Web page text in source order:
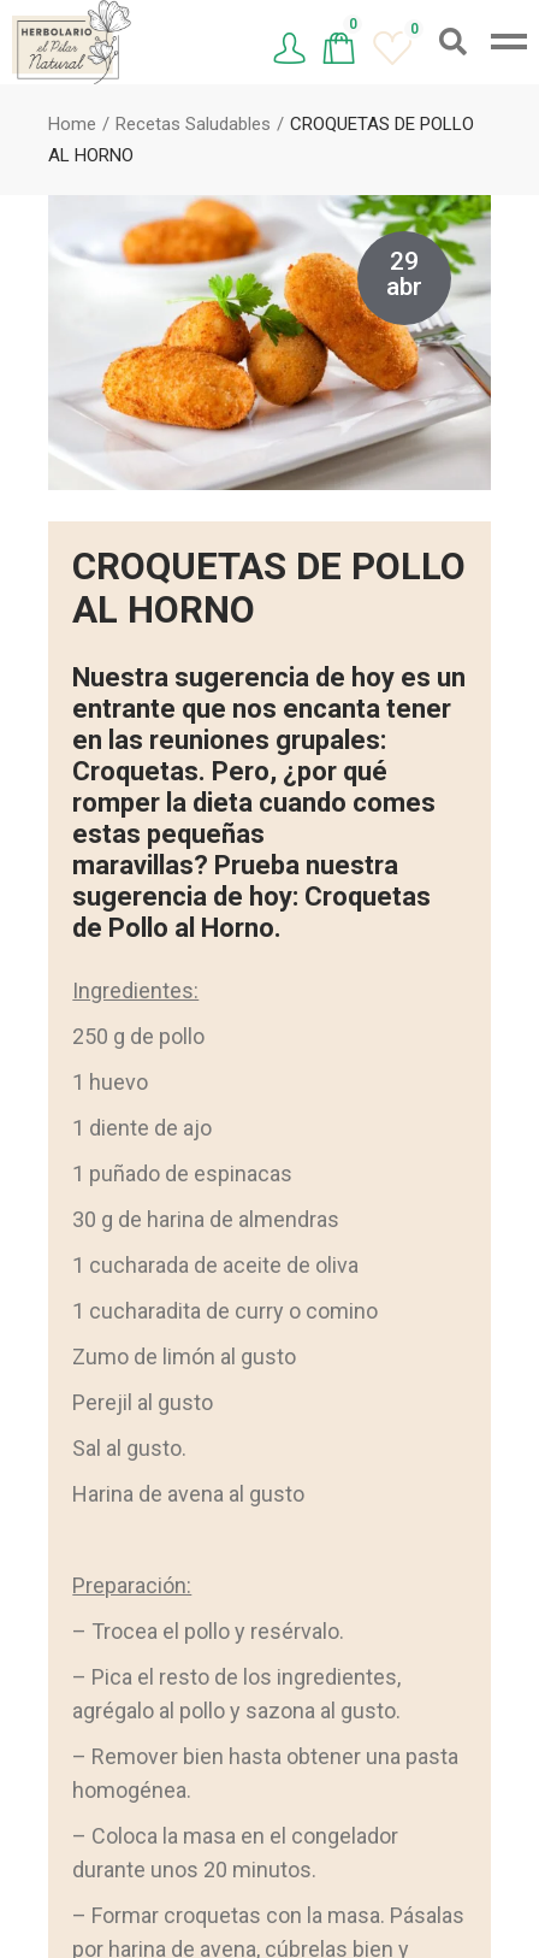
0 0
Home Recetas Saludables
CROQUETAS DE POLLO
AL HORNO
29
abr
CROQUETAS DE POLLO
AL HORNO
Nuestra sugerencia de hoy es un
entrante que nos encanta tener
en las reuniones grupales:
Croquetas. Pero, ¿por qué
romper la dieta cuando comes
estas pequeñas
maravillas? Prueba nuestra
sugerencia de hoy: Croquetas
de Pollo al Horno.
Ingredientes:
250 g de pollo
1 huevo
1 diente de ajo
1 puñado de espinacas
30 g de harina de almendras
1 cucharada de aceite de oliva
1 cucharadita de curry o comino
Zumo de limón al gusto
Perejil al gusto
Sal al gusto.
Harina de avena al gusto
Preparación:
– Trocea el pollo y resérvalo.
– Pica el resto de los ingredientes,
agrégalo al pollo y sazona al gusto.
– Remover bien hasta obtener una pasta
homogénea.
– Coloca la masa en el congelador
durante unos 20 minutos.
– Formar croquetas con la masa. Pásalas
por harina de avena, cúbrelas bien y